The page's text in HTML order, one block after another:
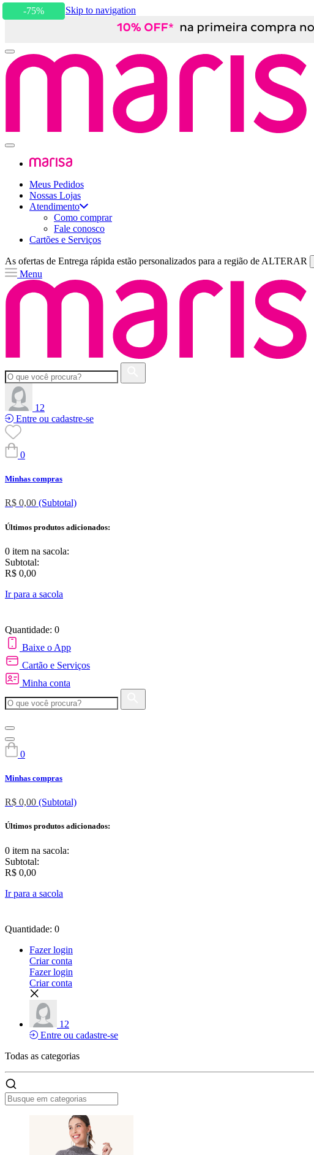
Skip to content Skip to navigation
Meus Pedidos
Nossas Lojas
Atendimento
Como comprar
Fale conosco
Cartões e Serviços
As ofertas de Entrega rápida estão personalizados para a região de ALTERAR
Menu
12
Entre ou cadastre-se
0
Minhas compras
R$ 0,00 (Subtotal)
Últimos produtos adicionados:
0 item na sacola:
Subtotal:
R$ 0,00
Ir para a sacola
Quantidade: 0
Baixe o App
Cartão e Serviços
Minha conta
0
Minhas compras
R$ 0,00 (Subtotal)
Últimos produtos adicionados:
0 item na sacola:
Subtotal:
R$ 0,00
Ir para a sacola
Quantidade: 0
Fazer login
Criar conta
Fazer login
Criar conta
12
Entre ou cadastre-se
Todas as categorias
-75%